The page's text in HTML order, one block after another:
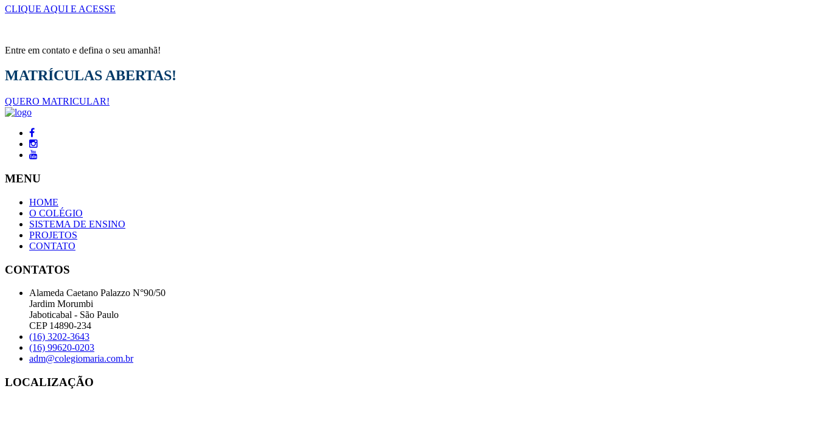
CLIQUE AQUI E ACESSE
Entre em contato e defina o seu amanhã!
MATRÍCULAS ABERTAS!
QUERO MATRICULAR!
MENU
HOME
O COLÉGIO
SISTEMA DE ENSINO
PROJETOS
CONTATO
CONTATOS
Alameda Caetano Palazzo N°90/50
Jardim Morumbi
Jaboticabal - São Paulo
CEP 14890-234
(16) 3202-3643
(16) 99620-0203
adm@colegiomaria.com.br
LOCALIZAÇÃO